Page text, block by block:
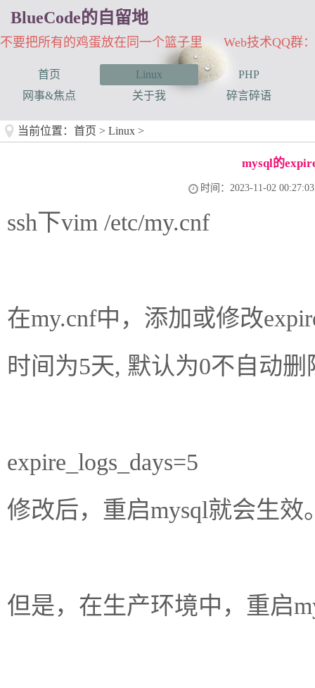
BlueCode的自留地
不要把所有的鸡蛋放在同一个篮子里 Web技术QQ群：
首页 Linux
PHP
网事&焦点
关于我 碎言碎语
当前位置： 首页 > Linux >
mysql的
时间：2023-11-02 00:27:03
ssh下vim /etc/my.cnf
在my.cnf中，添加或修改
时间为5天, 默认为0不自动删
expire_logs_days=5
修改后，重启mysql就会生效
但是，在生产环境中，重启